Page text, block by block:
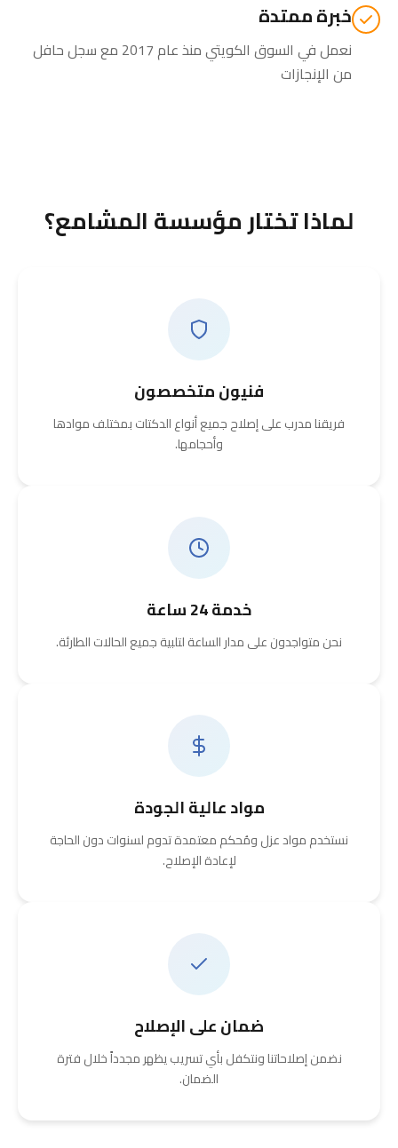
خبرة ممتدة
نعمل في السوق الكويتي منذ عام 2017 مع سجل حافل
من الإنجازات
لماذا تختار مؤسسة المشامع؟
فنيون متخصصون
فريقنا مدرب على إصلاح جميع أنواع الدكتات بمختلف موادها
وأحجامها.
خدمة 24 ساعة
نحن متواجدون على مدار الساعة لتلبية جميع الحالات الطارئة.
مواد عالية الجودة
نستخدم مواد عزل ومُحكم معتمدة تدوم لسنوات دون الحاجة
لإعادة الإصلاح.
ضمان على الإصلاح
نضمن إصلاحاتنا ونتكفل بأي تسريب يظهر مجدداً خلال فترة
الضمان.